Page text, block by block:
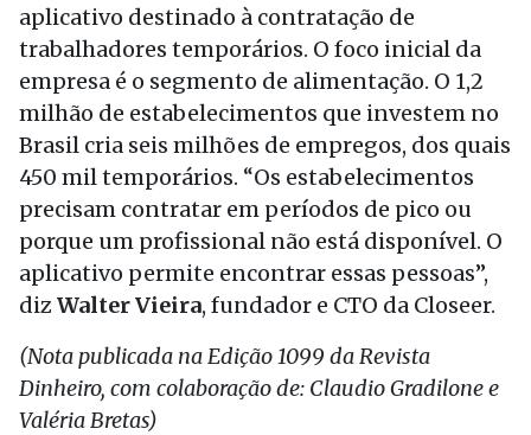
aplicativo destinado à contratação de
trabalhadores temporários. O foco inicial da
empresa é o segmento de alimentação. O 1,2
milhão de estabelecimentos que investem no
Brasil cria seis milhões de empregos, dos quais
450 mil temporários. “Os estabelecimentos
precisam contratar em períodos de pico ou
porque um profissional não está disponível. O
aplicativo permite encontrar essas pessoas”,
dizWalter Vieira, fundador e CTO da Closeer.
(Nota publicada na Edição 1099 da Revista
Dinheiro, com colaboração de: Claudio Gradilone e
Valéria Bretas)